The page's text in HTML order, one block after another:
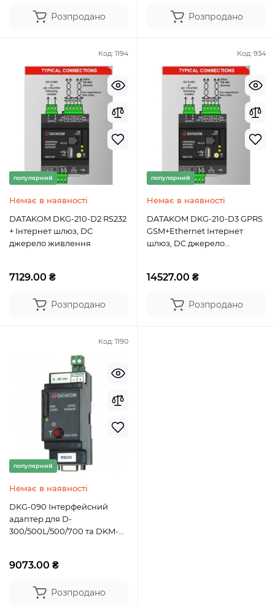
Розпродано Розпродано
Код: 1194
популярний
Немає в наявності
DATAKOM DKG-210-D2 RS232
+ Інтернет шлюз, DC
джерело живлення
7129.00 ₴
Розпродано
Код: 934
популярний
Немає в наявності
DATAKOM DKG-210-D3 GPRS
GSM+Ethernet Інтернет
шлюз, DC джерело
14527.00 ₴
Розпродано
Код: 1190
популярний
Немає в наявності
DKG-090 Інтерфейсний
адаптер для D-
300/500L/500/700 та DKM-
9073.00 ₴
Розпродано